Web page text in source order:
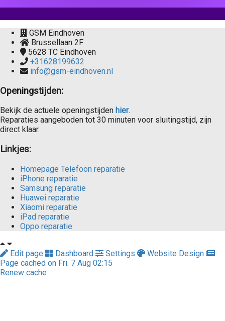
GSM Eindhoven
Brussellaan 2F
5628 TC Eindhoven
+31628199632
info@gsm-eindhoven.nl
Openingstijden:
Bekijk de actuele openingstijden hier.
Reparaties aangeboden tot 30 minuten voor sluitingstijd, zijn
direct klaar.
Linkjes:
Homepage Telefoon reparatie
iPhone reparatie
Samsung reparatie
Huawei reparatie
Xiaomi reparatie
iPad reparatie
Oppo reparatie
Edit page Dashboard Settings
Website Design
Page cached on Fri. 7 Aug 02:15
Renew cache